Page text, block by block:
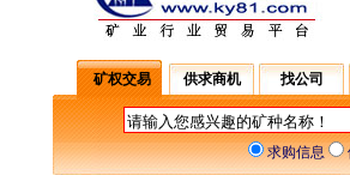
矿权交易 供求商机 找公司
求购信息